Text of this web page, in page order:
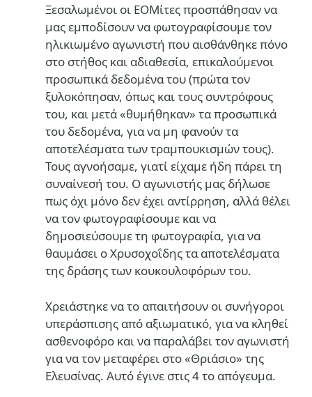
Ξεσαλωμένοι οι ΕΟΜίτες προσπάθησαν να
μας εμποδίσουν να φωτογραφίσουμε τον
ηλικιωμένο αγωνιστή που αισθάνθηκε πόνο
στο στήθος και αδιαθεσία, επικαλούμενοι
προσωπικά δεδομένα του (πρώτα τον
ξυλοκόπησαν, όπως και τους συντρόφους
του, και μετά «θυμήθηκαν» τα προσωπικά
του δεδομένα, για να μη φανούν τα
αποτελέσματα των τραμπουκισμών τους).
Τους αγνοήσαμε, γιατί είχαμε ήδη πάρει τη
συναίνεσή του. Ο αγωνιστής μας δήλωσε
πως όχι μόνο δεν έχει αντίρρηση, αλλά θέλει
να τον φωτογραφίσουμε και να
δημοσιεύσουμε τη φωτογραφία, για να
θαυμάσει ο Χρυσοχοΐδης τα αποτελέσματα
της δράσης των κουκουλοφόρων του.
Χρειάστηκε να το απαιτήσουν οι συνήγοροι
υπεράσπισης από αξιωματικό, για να κληθεί
ασθενοφόρο και να παραλάβει τον αγωνιστή
για να τον μεταφέρει στο «Θριάσιο» της
Ελευσίνας. Αυτό έγινε στις 4 το απόγευμα.